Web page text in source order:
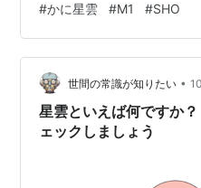
（SHO） 2024/11/
（HOO） ＜諸元＞ 機材：
200RC,IRCutフィルター
Guider + ASI 220MM-Mini…
#かに星雲 #M1 #SHO
世間の常識が知りたい •
星雲といえば何ですか
ェックしましょう